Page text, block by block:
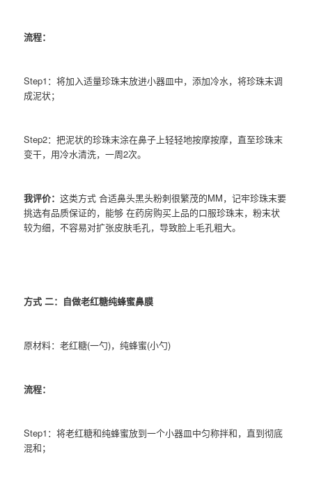
流程：
Step1：将加入适量珍珠末放进小器皿中，添加冷水，将珍珠末调
成泥状；
Step2：把泥状的珍珠末涂在鼻子上轻轻地按摩按摩，直至珍珠末
变干，用冷水清洗，一周2次。
我评价：这类方式 合适鼻头黑头粉刺很繁茂的MM，记牢珍珠末要
挑选有品质保证的，能够 在药房购买上品的口服珍珠末，粉末状
较为细，不容易对扩张皮肤毛孔，导致脸上毛孔粗大。
方式 二：自做老红糖纯蜂蜜鼻膜
原材料：老红糖(一勺)，纯蜂蜜(小勺)
流程：
Step1：将老红糖和纯蜂蜜放到一个小器皿中匀称拌和，直到彻底
混和；